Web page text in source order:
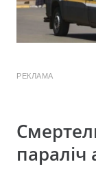
РЕКЛАМА
параліч